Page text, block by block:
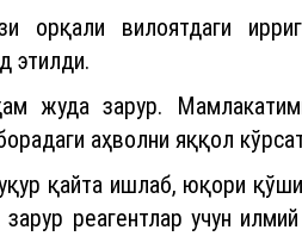
этилди.
жуда зарур.
аҳволни яққол
қайта ишлаб, юқори
реагентлар учун